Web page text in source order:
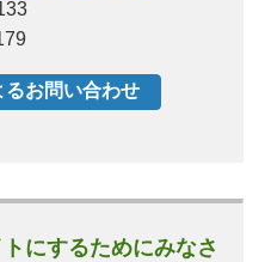
にするためにみなさ